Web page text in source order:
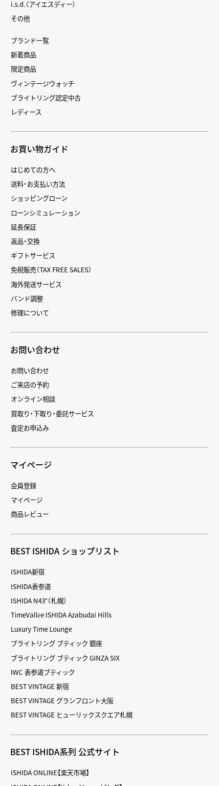
i.s.d.（アイエスディー）
その他
ブランド一覧
新着商品
限定商品
ヴィンテージウォッチ
ブライトリング認定中古
レディース
お買い物ガイド
はじめての方へ
送料・お支払い方法
ショッピングローン
ローンシミュレーション
延長保証
返品・交換
ギフトサービス
免税販売（TAX FREE SALES）
海外発送サービス
バンド調整
修理について
お問い合わせ
お問い合わせ
ご来店の予約
オンライン相談
買取り・下取り・委託サービス
査定お申込み
マイページ
会員登録
マイページ
商品レビュー
BEST ISHIDA ショップリスト
ISHIDA新宿
ISHIDA表参道
ISHIDA N43°（札幌）
TimeVallée ISHIDA Azabudai Hills
Luxury Time Lounge
ブライトリング ブティック 銀座
ブライトリング ブティック GINZA SIX
IWC 表参道ブティック
BEST VINTAGE 新宿
BEST VINTAGE グランフロント大阪
BEST VINTAGE ヒューリックスクエア札幌
BEST ISHIDA系列 公式サイト
ISHIDA ONLINE【楽天市場】